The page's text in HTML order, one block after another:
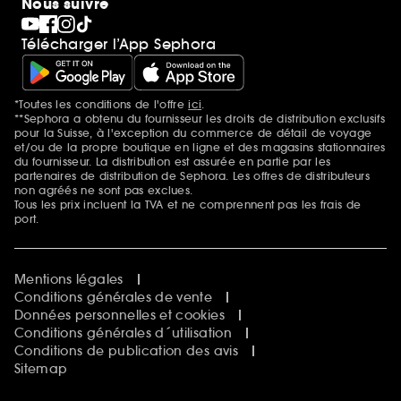
Clean at Sephora
Pride
Télécharger l’App Sephora
Mentions additionnelles
*Toutes les conditions de l'offreici.
**Sephora a obtenu du fournisseur les droits de distribution exclusifs
pour la Suisse, à l'exception du commerce de détail de voyage
et/ou de la propre boutique en ligne et des magasins stationnaires
du fournisseur. La distribution est assurée en partie par les
partenaires de distribution de Sephora. Les offres de distributeurs
non agréés ne sont pas exclues.
Tous les prix incluent la TVA et ne comprennent pas les frais de
port.
Mentions légales
Conditions générales de vente
Données personnelles et cookies
Conditions générales d´utilisation
Conditions de publication des avis
Sitemap